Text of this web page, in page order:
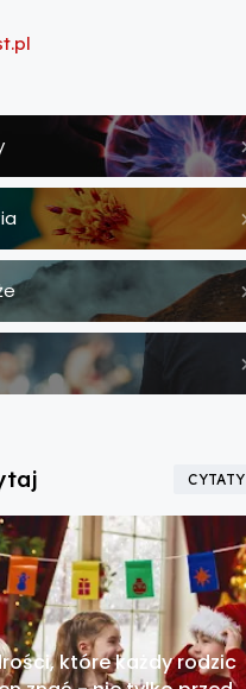
CYTATY
które każdy rodzic